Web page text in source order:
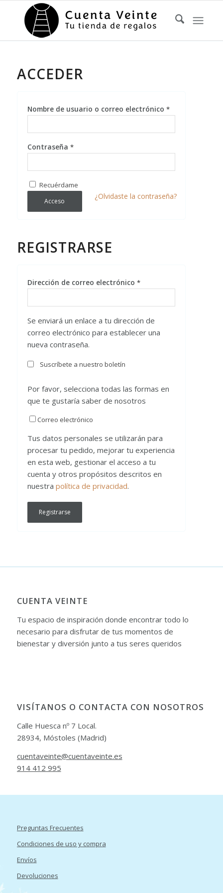
ACCEDER
Nombre de usuario o correo electrónico *
Contraseña *
Recuérdame
Acceso
¿Olvidaste la contraseña?
REGISTRARSE
Dirección de correo electrónico *
Se enviará un enlace a tu dirección de
correo electrónico para establecer una
nueva contraseña.
Suscríbete a nuestro boletín
Por favor, selecciona todas las formas en
que te gustaría saber de nosotros
Correo electrónico
Tus datos personales se utilizarán para
procesar tu pedido, mejorar tu experiencia
en esta web, gestionar el acceso a tu
cuenta y otros propósitos descritos en
nuestra política de privacidad.
Registrarse
CUENTA VEINTE
Tu espacio de inspiración donde encontrar todo lo
necesario para disfrutar de tus momentos de
bienestar y diversión junto a tus seres queridos
VISÍTANOS O CONTACTA CON NOSOTROS
Calle Huesca nº 7 Local.
28934, Móstoles (Madrid)
cuentaveinte@cuentaveinte.es
914 412 995
Preguntas Frecuentes
Condiciones de uso y compra
Envíos
Devoluciones